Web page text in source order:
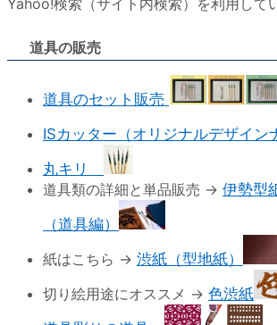
Yahoo!検索（サイト内検索）を利用して
道具の販売
道具のセット販売
ISカッター（オリジナルデザイン
丸キリ
道具類の詳細と単品販売 → 伊勢型
（道具編）
紙はこちら → 渋紙（型地紙）
切り絵用途にオススメ → 色渋紙